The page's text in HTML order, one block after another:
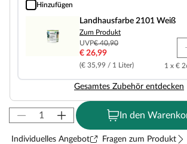
Hinzufügen
Landhausfarbe 2101 Weiß
Landhausfarbe 2101 Weiß
Zum Produkt
UVP€ 40,90
€ 26,99
(€ 35,99 / 1 Liter) 1 x €
Gesamtes Zubehör entdecken
In den
Individuelles Angebot Fragen zum Produkt